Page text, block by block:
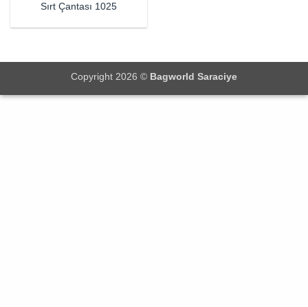
Sırt Çantası 1025
Copyright 2026 © Bagworld Saraciye